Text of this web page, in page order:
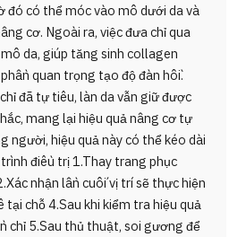
đó có thể móc vào mô dưới da và
cơ. Ngoài ra, việc đưa chỉ qua
da, giúp tăng sinh collagen
quan trọng tạo độ đàn hồi.
đã tự tiêu, làn da vẫn giữ được
mang lại hiệu quả nâng cơ tự
người, hiệu quả này có thể kéo dài
điều trị 1.Thay trang phục
nhận lần cuối vị trí sẽ thực hiện
chỗ 4.Sau khi kiểm tra hiệu quả
chỉ 5.Sau thủ thuật, soi gương để